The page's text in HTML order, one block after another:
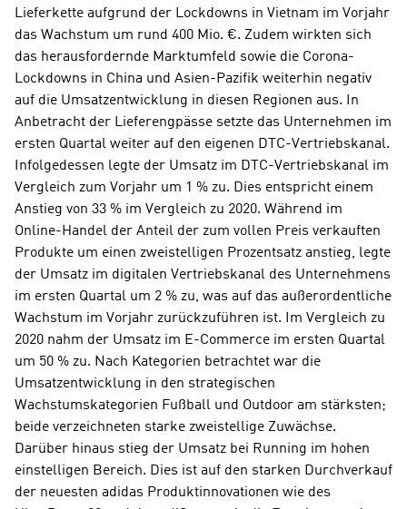
Lieferkette aufgrund der Lockdowns in Vietnam im Vorjahr
das Wachstum um rund 400 Mio. €. Zudem wirkten sich
das herausfordernde Marktumfeld sowie die Corona-
Lockdowns in China und Asien-Pazifik weiterhin negativ
auf die Umsatzentwicklung in diesen Regionen aus. In
Anbetracht der Lieferengpässe setzte das Unternehmen im
ersten Quartal weiter auf den eigenen DTC-Vertriebskanal.
Infolgedessen legte der Umsatz im DTC-Vertriebskanal im
Vergleich zum Vorjahr um 1 % zu. Dies entspricht einem
Anstieg von 33 % im Vergleich zu 2020. Während im
Online-Handel der Anteil der zum vollen Preis verkauften
Produkte um einen zweistelligen Prozentsatz anstieg, legte
der Umsatz im digitalen Vertriebskanal des Unternehmens
im ersten Quartal um 2 % zu, was auf das außerordentliche
Wachstum im Vorjahr zurückzuführen ist. Im Vergleich zu
2020 nahm der Umsatz im E-Commerce im ersten Quartal
um 50 % zu. Nach Kategorien betrachtet war die
Umsatzentwicklung in den strategischen
Wachstumskategorien Fußball und Outdoor am stärksten;
beide verzeichneten starke zweistellige Zuwächse.
Darüber hinaus stieg der Umsatz bei Running im hohen
einstelligen Bereich. Dies ist auf den starken Durchverkauf
der neuesten adidas Produktinnovationen wie des